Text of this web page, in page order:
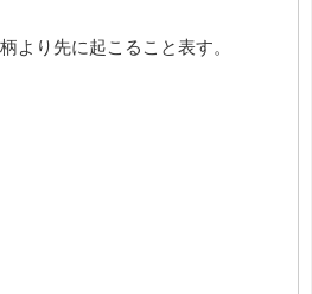
より先に起こること表す。